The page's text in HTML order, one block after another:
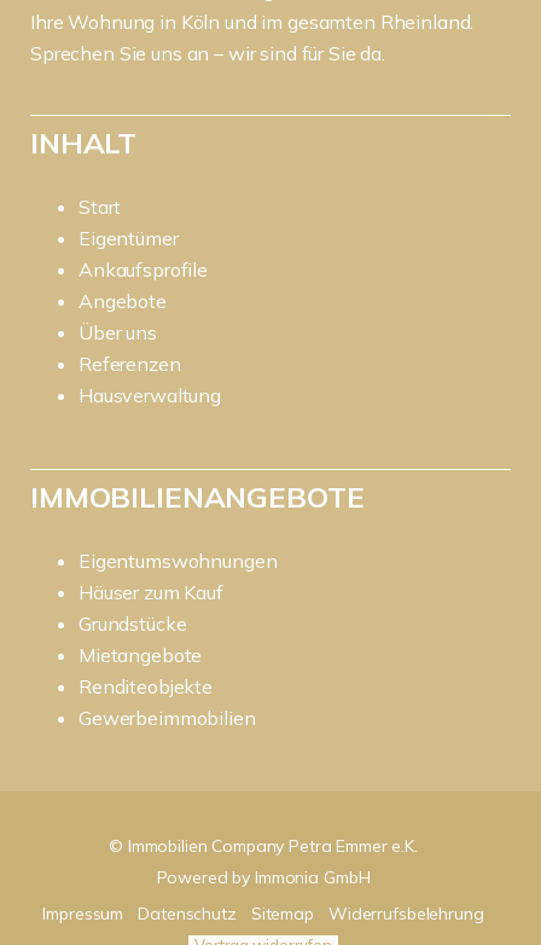
Ihre Wohnung in Köln und im gesamten Rheinland.
Sprechen Sie uns an – wir sind für Sie da.
INHALT
Start
Eigentümer
Ankaufsprofile
Angebote
Über uns
Referenzen
Hausverwaltung
IMMOBILIENANGEBOTE
Eigentumswohnungen
Häuser zum Kauf
Grundstücke
Mietangebote
Renditeobjekte
Gewerbeimmobilien
© Immobilien Company Petra Emmer e.K.
Powered by Immonia GmbH
Impressum
Datenschutz Sitemap Widerrufsbelehrung